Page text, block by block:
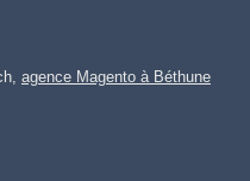
agence Magento à Béthune